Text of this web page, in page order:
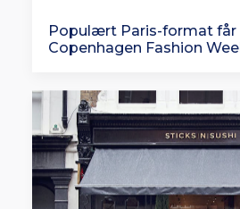
Populært Paris-format får
Copenhagen Fashion